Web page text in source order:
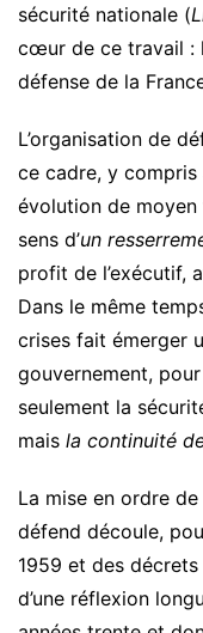
sécurité nationale (
cœur de ce travail :
défense de la
L’organisation de
ce cadre, y
évolution de moyen
sens d’un
profit de l’exécutif,
Dans le même
crises fait émerger
gouvernement,
seulement la
mais la continuité
La mise en ordre
défend découle,
1959 et des décrets
d’une réflexion